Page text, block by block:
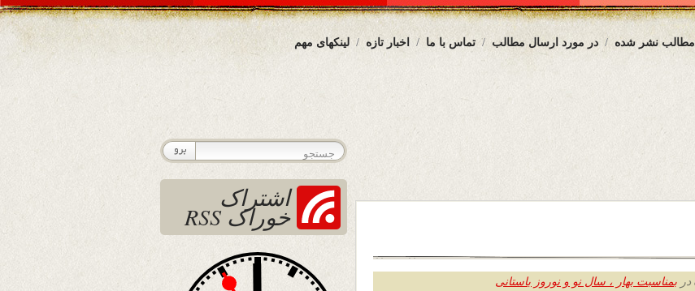
لینکهای مهم اخبار تازه تماس با ما در مورد ارسال مطالب مطالب نشر شده
بمناسبت بهار ، سال نو و نوروز باستانی
اشتراک
خوراک RSS